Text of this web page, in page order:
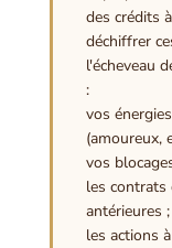
des crédits
déchiffrer
l'écheveau
:
vos
(amoureux,
vos
les contrats
antérieures ;
les actions